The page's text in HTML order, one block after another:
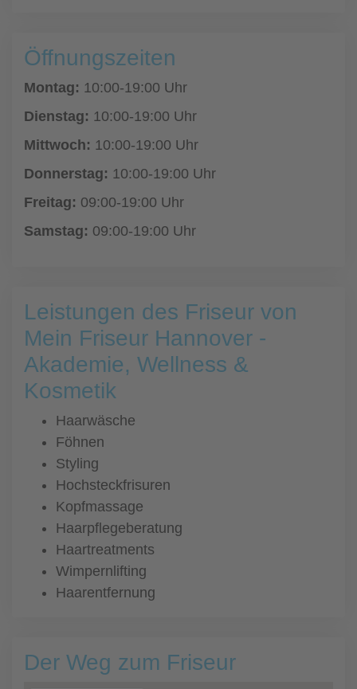
Öffnungszeiten
Montag: 10:00-19:00 Uhr
Dienstag: 10:00-19:00 Uhr
Mittwoch: 10:00-19:00 Uhr
Donnerstag: 10:00-19:00 Uhr
Freitag: 09:00-19:00 Uhr
Samstag: 09:00-19:00 Uhr
Leistungen des Friseur von
Mein Friseur Hannover -
Akademie, Wellness &
Kosmetik
Haarwäsche
Föhnen
Styling
Hochsteckfrisuren
Kopfmassage
Haarpflegeberatung
Haartreatments
Wimpernlifting
Haarentfernung
Der Weg zum Friseur